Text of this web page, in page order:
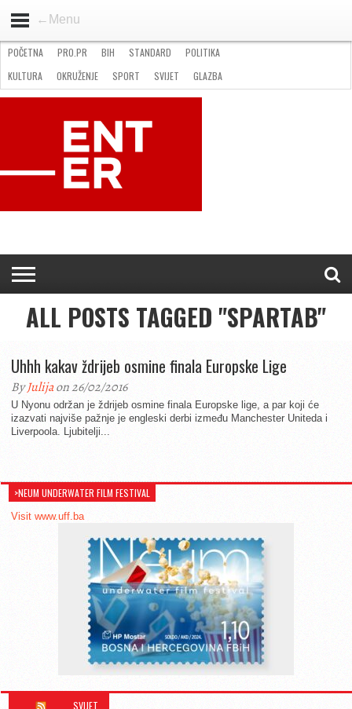
←Menu
STANDARD
GOSPODARSTVO
OKRUŽENJE
POČETNA PRO.PR BIH STANDARD
POLITIKA
KULTURA
OKRUŽENJE SPORT SVIJET
GLAZBA
NATJEČAJI
FILMING LOCATION IN BH KONTAKT
ALL POSTS TAGGED "SPARTAB"
Uhhh kakav ždrijeb osmine finala Europske Lige
ByJulijaon 26/02/2016
U Nyonu održan je ždrijeb osmine finala Europske lige, a par koji će
izazvati najviše pažnje je engleski derbi između Manchester Uniteda i
Liverpoola. Ljubitelji...
>NEUM UNDERWATER FILM FESTIVAL
Visit www.uff.ba
SVIJET